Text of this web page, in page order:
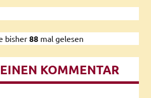
bisher 88 mal gelesen
KOMMENTAR